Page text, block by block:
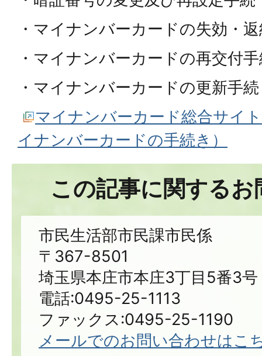
・マイナンバーカードの失効・
・マイナンバーカードの再交付
・マイナンバーカードの更新手続
マイナンバーカード総合サイ
イナンバーカードの手続き）
この記事に関する
市民生活部市民課市民係
〒367-8501
埼玉県本庄市本庄3丁目5番3号
電話:0495-25-1113
ファックス:0495-25-1190
メールでのお問い合わせはこ